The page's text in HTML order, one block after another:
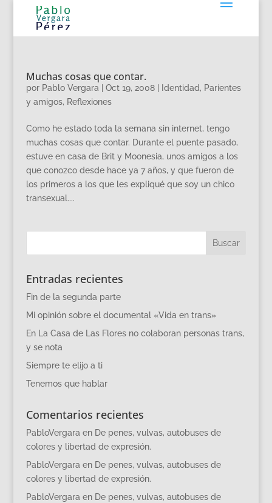
Muchas cosas que contar.
por Pablo Vergara Oct 19, 2008| Identidad, Parientes
y amigos, Reflexiones
Como he estado toda la semana sin internet, tengo
muchas cosas que contar. Durante el puente pasado,
estuve en casa de Brit y Moonesia, unos amigos a los
que conozco desde hace ya 7 años, y que fueron de
los primeros a los que les expliqué que soy un chico
transexual....
Entradas recientes
Fin de la segunda parte
Mi opinión sobre el documental «Vida en trans»
En La Casa de Las Flores no colaboran personas trans,
y se nota
Siempre te elijo a ti
Tenemos que hablar
Comentarios recientes
PabloVergara en De penes, vulvas, autobuses de
colores y libertad de expresión.
PabloVergara en De penes, vulvas, autobuses de
colores y libertad de expresión.
PabloVergara en De penes, vulvas, autobuses de